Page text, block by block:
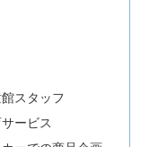
スタッフ
ービス